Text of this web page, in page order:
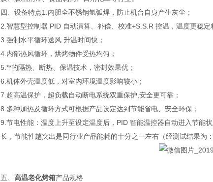
四、设备特点1.内胆全不锈钢氩弧焊，防止机台自身产生灰尘；
2.智慧型控制器 PID 自动演算、补偿、校准+S.S.R 控温，温度更稳定
3.强制水平循环送风 升温时间快；
4.内部热风循环，烘烤物件受热均匀；
5.**的隔热、断热、保温技术，密封效果优；
6.机体外壳温度低，对室内环境温度影响较小；
7.超高温保护，超负载自动断电系统双重保护,安全更可靠；
8.多种加热及循环方式可根据产品设定达到节能省电、安全环保；
9.节电性能：温度上升至设定温度后，PID 智能温控器自动进入节能
长，节能性越突出是同行业产品能耗的十分之一左右（经测试结果为
五、 高温老化烤箱产品规格